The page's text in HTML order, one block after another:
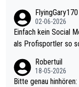
el hat.
s Leben in den Griff
r war doch neulich
rovoziert hat. Und
FlyingGary170
02-06-2026
Einfach kein Social
als Profisportler so
Robertuil
18-05-2026
Bitte genau